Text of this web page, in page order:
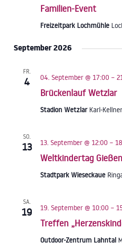
Familien-Event
Freizeitpark Lochmühle
September 2026
FR.
4
Brückenlauf Wetzlar
04. September @ 17:00 –
Stadion Wetzlar Karl-
SO.
13
Weltkindertag Gießen
13. September @ 12:00 –
Stadtpark Wieseckaue
SA.
19
Treffen
19. September @ 10:00 –
Outdoor-Zentrum Lahntal